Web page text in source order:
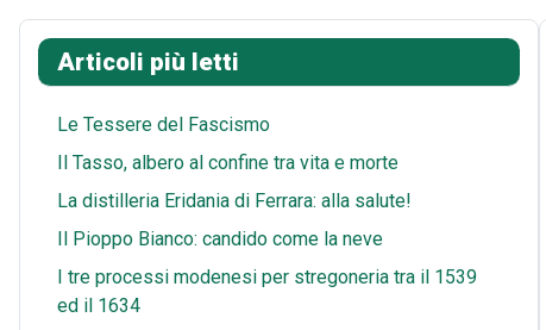
Articoli più letti
Le Tessere del Fascismo
Il Tasso, albero al confine tra vita e morte
La distilleria Eridania di Ferrara: alla salute!
Il Pioppo Bianco: candido come la neve
I tre processi modenesi per stregoneria tra il 1539
ed il 1634